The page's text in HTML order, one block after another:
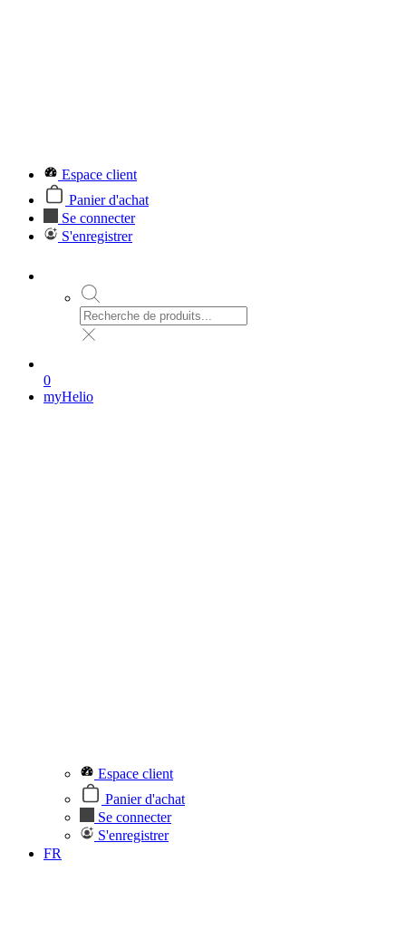
Espace client
Panier d'achat
Se connecter
S'enregistrer
0
myHelio
Espace client
Panier d'achat
Se connecter
S'enregistrer
FR